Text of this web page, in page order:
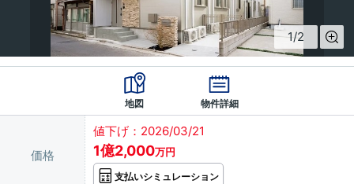
1/2
地図 物件詳細
価格
値下げ：2026/03/21
1億2,000万円
支払いシミュレーション